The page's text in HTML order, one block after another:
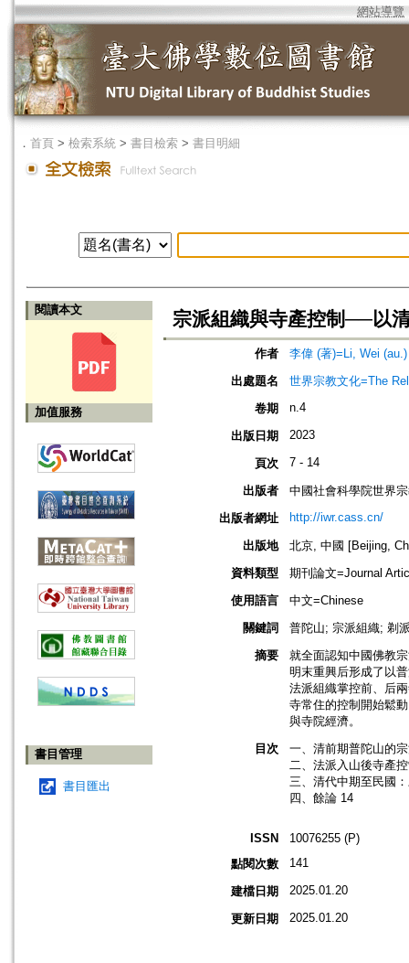
網站導覽
． 首頁 > 檢索系統 > 書目檢索 > 書目明細
閱讀本文
加值服務
書目管理
書目匯出
宗派組織與寺產控制──以
作者
李偉 (著)=Li, Wei (au.)
出處題名
世界宗教文化=The
卷期
n.4
出版日期 2023
頁次 7 - 14
出版者
中國社會科學院世界
出版者網址
http://iwr.cass.cn/
出版地
北京, 中國 [Beijing,
資料類型
期刊論文=Journal
使用語言
中文=Chinese
關鍵詞
普陀山; 宗派組織; 剃
摘要
就全面認知中國佛教
明末重興后形成了以
法派組織掌控前、后
寺常住的控制開始鬆
與寺院經濟。
目次
一、清前期普陀山的
二、法派入山後寺產
三、清代中期至民國
四、餘論 14
ISSN
10076255 (P)
點閱次數
141
建檔日期 2025.01.20
更新日期 2025.01.20